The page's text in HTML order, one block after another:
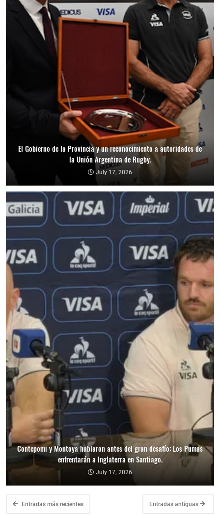
El Gobierno de la Provincia y un reconocimiento a autoridades de
la Unión Argentina de Rugby.
July 17, 2026
Contepomi y Montoya hablaron antes del gran desafío: Los Pumas
enfrentarán a Inglaterra en Santiago.
July 17, 2026
Entradas más recientes Entradas antiguas